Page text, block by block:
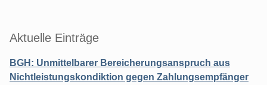
Aktuelle Einträge
BGH: Unmittelbarer Bereicherungsanspruch aus
Nichtleistungskondiktion gegen Zahlungsempfänger